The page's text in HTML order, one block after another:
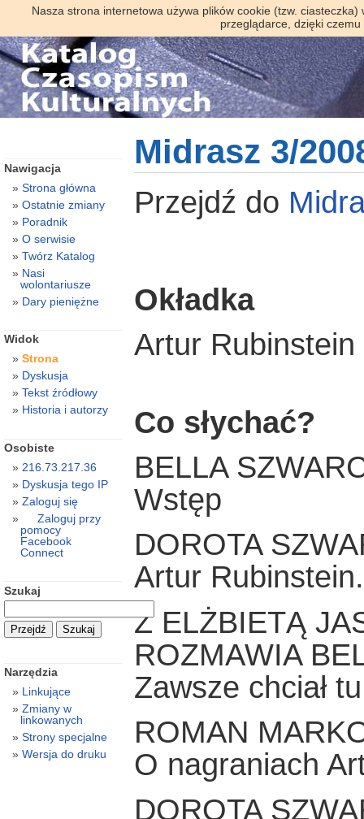
Nasza strona internetowa używa plików cookie (tzw.
przeglądarce, dzięki
Midrasz 3/
Przejdź do
Okładka
Artur
Co słychać?
BELLA
Wstęp
DOROTA
Artur
Z ELŻBIETĄ
ROZMAWIA
Zawsze chciał
ROMAN
O nagraniach
DOROTA
Nawigacja
Strona główna
Ostatnie zmiany
Poradnik
O serwisie
Twórz Katalog
Nasi
wolontariusze
Dary pieniężne
Widok
Strona
Dyskusja
Tekst źródłowy
Historia i autorzy
Osobiste
216.73.217.36
Dyskusja tego IP
Zaloguj się
Zaloguj przy
pomocy
Facebook
Connect
Szukaj
Narzędzia
Linkujące
Zmiany w
linkowanych
Strony specjalne
Wersja do druku